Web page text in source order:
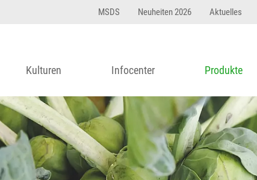
MSDS Neuheiten 2026 Aktuelles
Kulturen Infocenter Produkte